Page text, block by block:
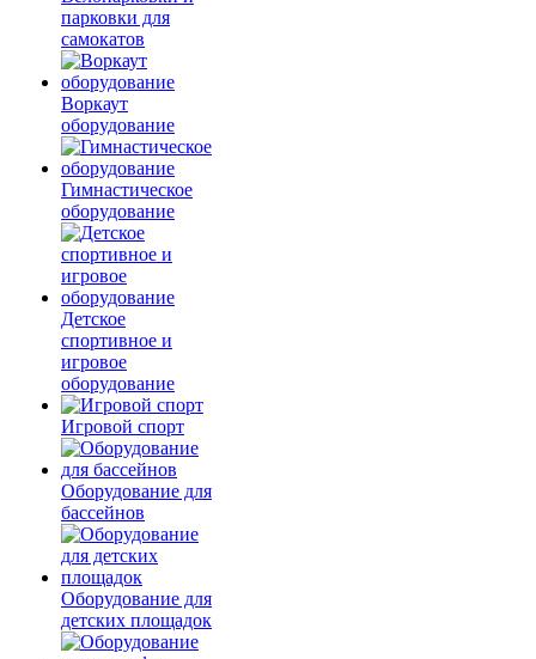
парковки для
самокатов
Воркаут
оборудование
Гимнастическое
оборудование
Детское
спортивное и
игровое
оборудование
Игровой спорт
Оборудование для
бассейнов
Оборудование для
детских площадок